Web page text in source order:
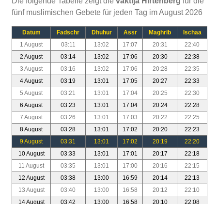
fünf muslimischen Gebete für jeden Tag im August 2026
Datum Fadschr Dhuhur Assr Maghrib
Ischaa
1 August
03:11 13:02 17:07 20:31
22:40
2 August
03:14 13:02 17:06 20:30
22:38
3 August
03:16 13:02 17:06 20:28
22:35
4 August
03:19 13:01 17:05 20:27
22:33
5 August
03:21 13:01 17:04 20:25
22:30
6 August
03:23 13:01 17:04 20:24
22:28
7 August
03:26 13:01 17:03 20:22
22:25
8 August
03:28 13:01 17:02 20:20
22:23
9 August
03:31 13:01 17:02 20:19
22:20
10 August
03:33 13:01 17:01 20:17
22:18
11 August
03:35 13:01 17:00 20:16
22:15
12 August
03:38 13:00 16:59 20:14
22:13
13 August
03:40 13:00 16:58 20:12
22:10
14 August
03:42 13:00 16:58 20:10 22:08